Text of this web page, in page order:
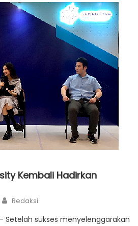
Kembali Hadirkan
Author
Redaksi
Setelah sukses menyelenggarakan